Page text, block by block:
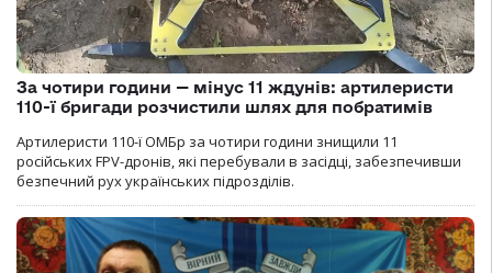
За чотири години — мінус 11 ждунів: артилеристи
110-ї бригади розчистили шлях для побратимів
Артилеристи 110-ї ОМБр за чотири години знищили 11
російських FPV-дронів, які перебували в засідці, забезпечивши
безпечний рух українських підрозділів.